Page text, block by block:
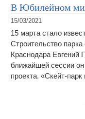
В Юбилейном
15/03/2021
15 марта стало
Строительство
Краснодара Евгений
ближайшей сессии
проекта. «Скейт-